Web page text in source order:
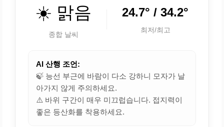
☀️ 맑음
종합 날씨
24.7° / 34.2°
최저/최고
AI 산행 조언:
🍃 능선 부근에 바람이 다소 강하니 모자가 날
아가지 않게 주의하세요.
⚠️ 바위 구간이 매우 미끄럽습니다. 접지력이
좋은 등산화를 착용하세요.